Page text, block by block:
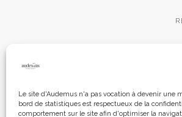
Le site d'Audemus n'a pas vocation à devenir une
bord de statistiques est respectueux de la
comportement sur le site afin d'optimiser la
© 2026 | Tous droits réservés à Audemus